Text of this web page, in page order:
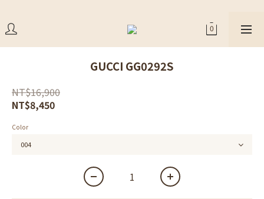
GUCCI GG0292S
NT$16,900
NT$8,450
Color